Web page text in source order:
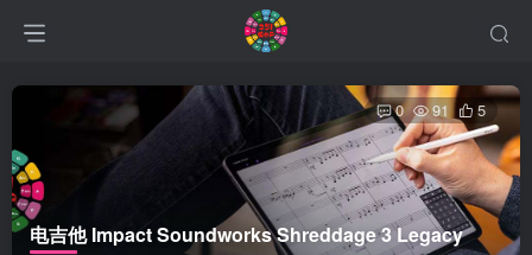
电吉他 Impact Soundworks Shreddage 3 Legacy
0 91 5